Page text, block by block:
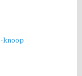
knoop